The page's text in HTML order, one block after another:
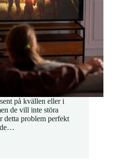
på kvällen eller i
de vill inte störa
detta problem perfekt